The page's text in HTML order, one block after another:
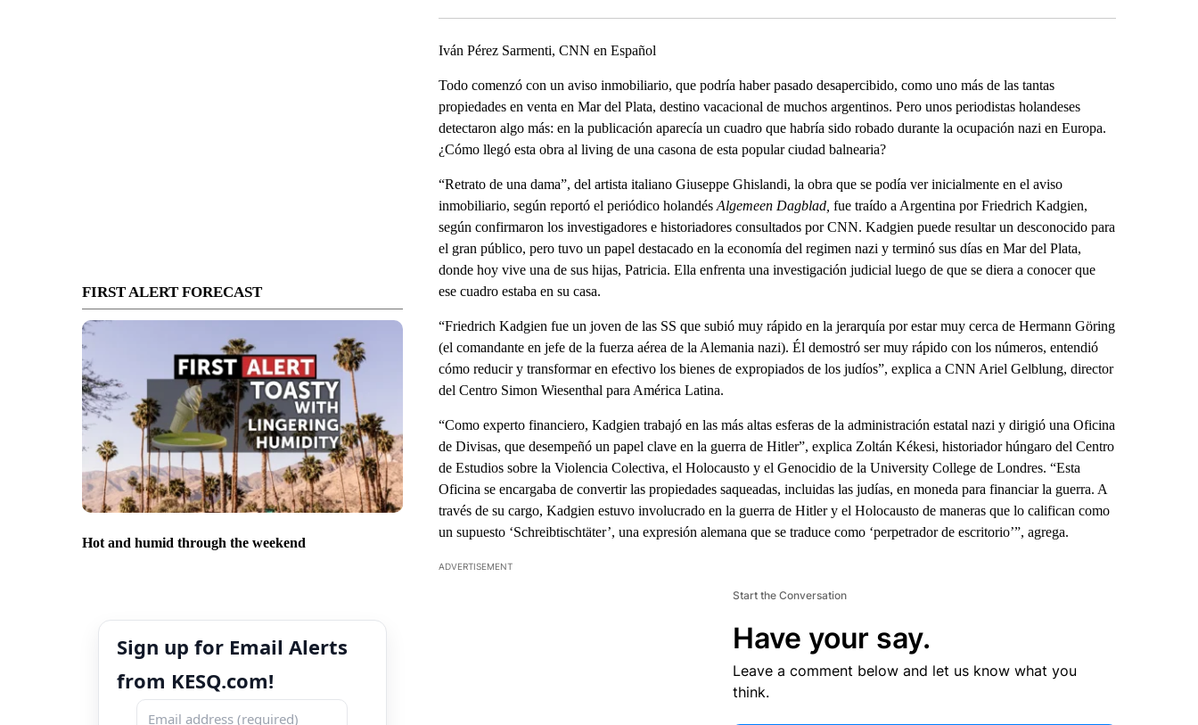
FIRST ALERT FORECAST
Hot and humid through the weekend
Sign up for Email Alerts
from KESQ.com!
Iván Pérez Sarmenti, CNN en Español
Todo comenzó con un aviso inmobiliario, que podría haber pasado desapercibido, como uno más de las tantas
propiedades en venta en Mar del Plata, destino vacacional de muchos argentinos. Pero unos periodistas holandeses
detectaron algo más: en la publicación aparecía un cuadro que habría sido robado durante la ocupación nazi en Europa.
¿Cómo llegó esta obra al living de una casona de esta popular ciudad balnearia?
“Retrato de una dama”, del artista italiano Giuseppe Ghislandi, la obra que se podía ver inicialmente en el aviso
inmobiliario, según reportó el periódico holandés Algemeen Dagblad, fue traído a Argentina por Friedrich Kadgien,
según confirmaron los investigadores e historiadores consultados por CNN. Kadgien puede resultar un desconocido para
el gran público, pero tuvo un papel destacado en la economía del regimen nazi y terminó sus días en Mar del Plata,
donde hoy vive una de sus hijas, Patricia. Ella enfrenta una investigación judicial luego de que se diera a conocer que
ese cuadro estaba en su casa.
“Friedrich Kadgien fue un joven de las SS que subió muy rápido en la jerarquía por estar muy cerca de Hermann Göring
(el comandante en jefe de la fuerza aérea de la Alemania nazi). Él demostró ser muy rápido con los números, entendió
cómo reducir y transformar en efectivo los bienes de expropiados de los judíos”, explica a CNN Ariel Gelblung, director
del Centro Simon Wiesenthal para América Latina.
“Como experto financiero, Kadgien trabajó en las más altas esferas de la administración estatal nazi y dirigió una Oficina
de Divisas, que desempeñó un papel clave en la guerra de Hitler”, explica Zoltán Kékesi, historiador húngaro del Centro
de Estudios sobre la Violencia Colectiva, el Holocausto y el Genocidio de la University College de Londres. “Esta
Oficina se encargaba de convertir las propiedades saqueadas, incluidas las judías, en moneda para financiar la guerra. A
través de su cargo, Kadgien estuvo involucrado en la guerra de Hitler y el Holocausto de maneras que lo califican como
un supuesto ‘Schreibtischtäter’, una expresión alemana que se traduce como ‘perpetrador de escritorio’”, agrega.
ADVERTISEMENT
Start the Conversation
Have your say.
Leave a comment below and let us know what you
think.